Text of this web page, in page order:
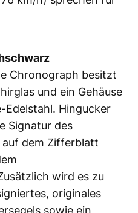
Chronograph besitzt
und ein Gehäuse
Edelstahl. Hingucker
Signatur des
dem Zifferblatt
wird es zu
originales
sowie ein